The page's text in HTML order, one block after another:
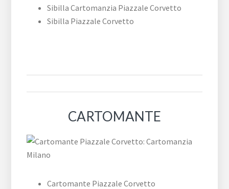
Sibilla Cartomanzia ​Piazzale ​Corvetto
Sibilla ​Piazzale ​Corvetto
CARTOMANTE
Cartomante ​Piazzale ​Corvetto